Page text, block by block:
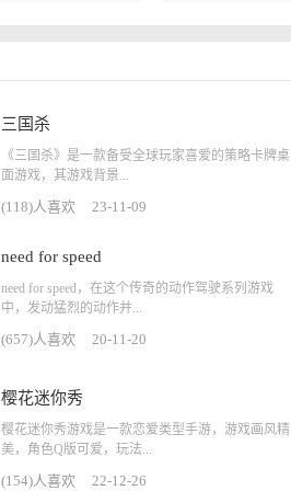
三国杀
《三国杀》是一款备受全球玩家喜爱的策略卡牌桌
面游戏，其游戏背景...
(118)人喜欢 23-11-09
need for speed
need for speed，在这个传奇的动作驾驶系列游戏
中，发动猛烈的动作并...
(657)人喜欢 20-11-20
樱花迷你秀
樱花迷你秀游戏是一款恋爱类型手游，游戏画风精
美，角色Q版可爱，玩法...
(154)人喜欢 22-12-26